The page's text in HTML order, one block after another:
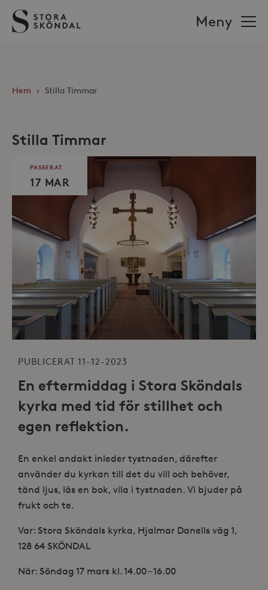
Stora
Sköndal
Meny
Hem › Stilla Timmar
Stilla Timmar
PASSERAT
17 MAR
PUBLICERAT 11-12-2023
En eftermiddag i Stora Sköndals
kyrka med tid för stillhet och
egen reflektion.
En enkel andakt inleder tystnaden, därefter
använder du kyrkan till det du vill och behöver,
tänd ljus, läs en bok, vila i tystnaden. Vi bjuder på
frukt och te.
Var: Stora Sköndals kyrka, Hjalmar Danells väg 1,
128 64 SKÖNDAL
När: Söndag 17 mars kl. 14.00 – 16.00